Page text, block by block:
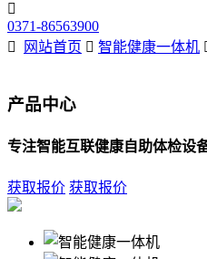

0371-86563900

网站首页  智能健康一体机
产品中心
专注智能互联健康自助体检设
获取报价 获取报价